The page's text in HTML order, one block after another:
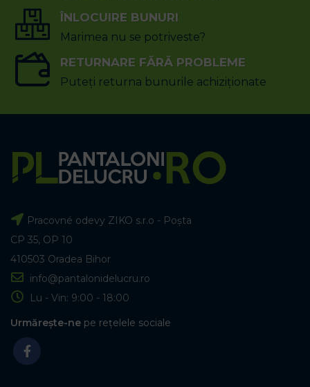
ÎNLOCUIRE BUNURI
Marimea nu se potriveste?
RETURNARE FĂRĂ PROBLEME
Puteți returna bunurile achiziționate
Pracovné odevy ZIKO s.r.o - Poșta
CP 35, OP 10
410503 Oradea Bihor
info@pantalonidelucru.ro
Lu - Vin: 9:00 - 18:00
Urmărește-ne pe rețelele sociale